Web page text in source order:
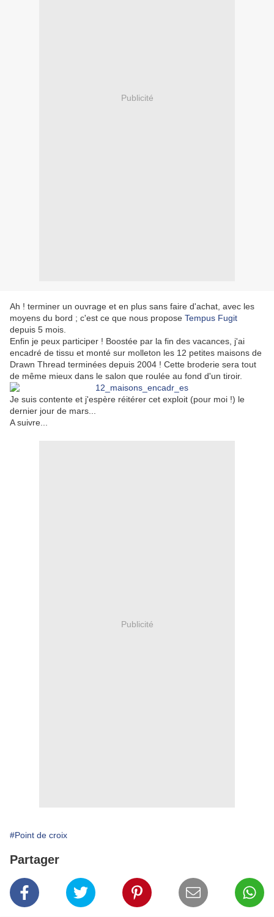
Publicité
Ah ! terminer un ouvrage et en plus sans faire d'achat, avec les
moyens du bord ; c'est ce que nous propose Tempus Fugit
depuis 5 mois.
Enfin je peux participer ! Boostée par la fin des vacances, j'ai
encadré de tissu et monté sur molleton les 12 petites maisons de
Drawn Thread terminées depuis 2004 ! Cette broderie sera tout
de même mieux dans le salon que roulée au fond d'un tiroir.
Je suis contente et j'espère réitérer cet exploit (pour moi !) le
dernier jour de mars...
A suivre...
Publicité
#Point de croix
Partager